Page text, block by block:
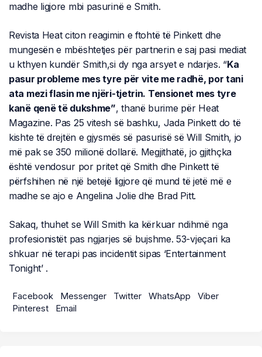
madhe ligjore mbi pasurinë e Smith.
Revista Heat citon reagimin e ftohtë të Pinkett dhe
mungesën e mbështetjes për partnerin e saj pasi mediat
u kthyen kundër Smith,si dy nga arsyet e ndarjes. “Ka
pasur probleme mes tyre për vite me radhë, por tani
ata mezi flasin me njëri-tjetrin. Tensionet mes tyre
kanë qenë të dukshme”, thanë burime për Heat
Magazine. Pas 25 vitesh së bashku, Jada Pinkett do të
kishte të drejtën e gjysmës së pasurisë së Will Smith, jo
më pak se 350 milionë dollarë. Megjithatë, jo gjithçka
është vendosur por pritet që Smith dhe Pinkett të
përfshihen në një betejë ligjore që mund të jetë më e
madhe se ajo e Angelina Jolie dhe Brad Pitt.
Sakaq, thuhet se Will Smith ka kërkuar ndihmë nga
profesionistët pas ngjarjes së bujshme. 53-vjeçari ka
shkuar në terapi pas incidentit sipas ‘Entertainment
Tonight’ .
Facebook Messenger Twitter WhatsApp
Viber
Pinterest
Email